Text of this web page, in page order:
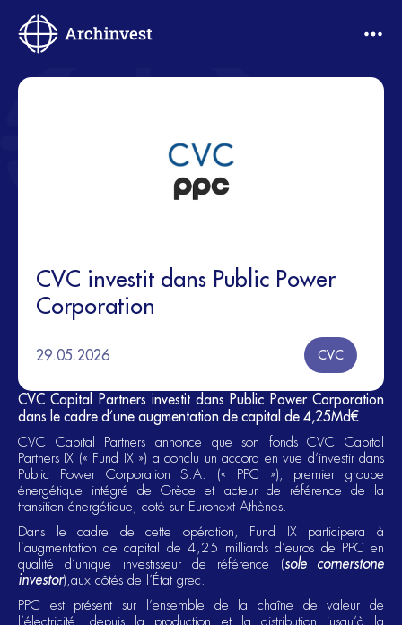
CVC investit dans Public Power
Corporation
29.05.2026 CVC
CVC Capital Partners investit dans Public Power Corporation
dans le cadre d’une augmentation de capital de 4,25Md€
CVC Capital Partners annonce que son fonds CVC Capital
Partners IX (« Fund IX ») a conclu un accord en vue d’investir dans
Public Power Corporation S.A. (« PPC »), premier groupe
énergétique intégré de Grèce et acteur de référence de la
transition énergétique, coté sur Euronext Athènes.
Dans le cadre de cette opération, Fund IX participera à
l’augmentation de capital de 4,25 milliards d’euros de PPC en
qualité d’unique investisseur de référence (sole cornerstone
investor),aux côtés de l’État grec.
PPC est présent sur l’ensemble de la chaîne de valeur de
l’électricité, depuis la production et la distribution jusqu’à la